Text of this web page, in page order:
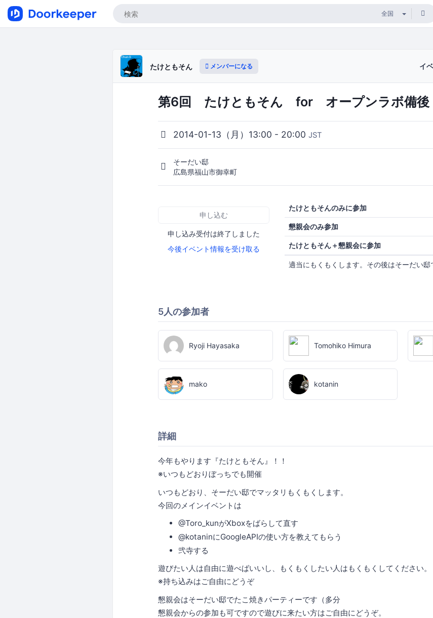
たけともそん メンバーになる イ
第6回 たけともそん for オープンラボ備後
2014-01-13（月）13:00 - 20:00 JST
そーだい邸
広島県福山市御幸町
申し込む
申し込み受付は終了しました
今後イベント情報を受け取る
たけともそんのみに参加
懇親会のみ参加
たけともそん＋懇親会に参加
適当にもくもくします。その後はそーだい邸
5人の参加者
Ryoji Hayasaka Tomohiko Himura
mako kotanin
詳細
今年もやります『たけともそん』！！
※いつもどおりぼっちでも開催
いつもどおり、そーだい邸でマッタリもくもくします。
今回のメインイベントは
@Toro_kunがXboxをばらして直す
@kotaninにGoogleAPIの使い方を教えてもらう
弐寺する
遊びたい人は自由に遊べばいいし、もくもくしたい人はもくもくしてください。
※持ち込みはご自由にどうぞ
懇親会はそーだい邸でたこ焼きパーティーです（多分
懇親会からの参加も可ですので遊びに来たい方はご自由にどうぞ。